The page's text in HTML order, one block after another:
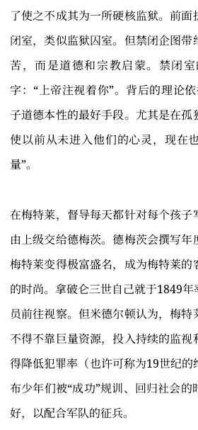
了使之不成其为一所硬核监狱。前
闭室，类似监狱囚室。但禁闭企图
苦，而是道德和宗教启蒙。禁闭
字：“上帝注视着你”。背后的理论
子道德本性的最好手段。尤其是在孤
使以前从未进入他们的心灵，现在
量”。
在梅特莱，督导每天都针对每个孩子
由上级交给德梅茨。德梅茨会撰写年
梅特莱变得极富盛名，成为梅特莱的
的时尚。拿破仑三世自己就于1849
员前往视察。但米德尔顿认为，梅
不得不靠巨量资源，投入持续的监视
得降低犯罪率（也许可称为19世纪的
布少年们被“成功”规训、回归社会的
好，以配合军队的征兵。